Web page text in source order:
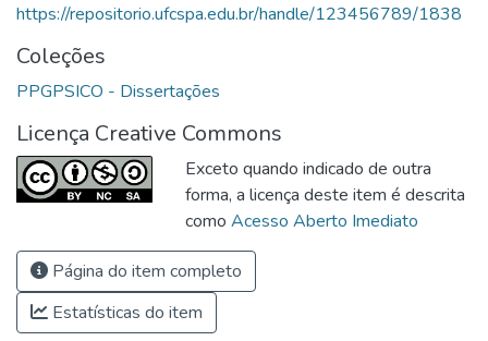
https://repositorio.ufcspa.edu.br/handle/123456789/1838
Coleções
PPGPSICO - Dissertações
Licença Creative Commons
Exceto quando indicado de outra
forma, a licença deste item é descrita
como Acesso Aberto Imediato
Página do item completo
Estatísticas do item